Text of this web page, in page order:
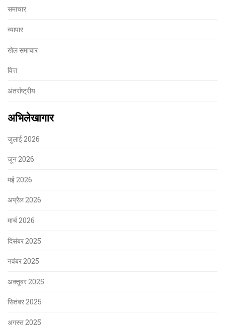
समाचार
व्यापार
खेल समाचार
वित्त
अंतर्राष्ट्रीय
अभिलेखागार
जुलाई 2026
जून 2026
मई 2026
अप्रैल 2026
मार्च 2026
दिसंबर 2025
नवंबर 2025
अक्तूबर 2025
सितंबर 2025
अगस्त 2025